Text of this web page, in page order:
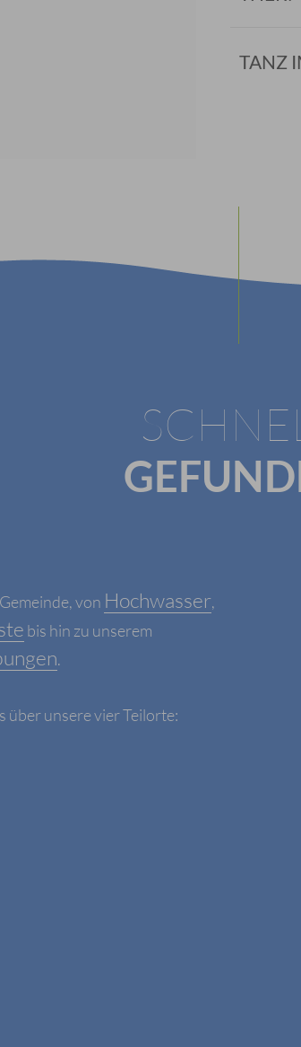
TANZ
von Hochwasser,
bis hin zu unserem
.
über unsere vier Teilorte: